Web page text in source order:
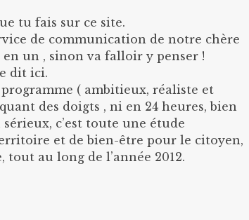
tu fais sur ce site.
de communication de notre chère
en un , sinon va falloir y penser !
dit ici.
( ambitieux, réaliste et
des doigts , ni en 24 heures, bien
c’est toute une étude
et de bien-être pour le citoyen,
tout au long de l’année 2012.